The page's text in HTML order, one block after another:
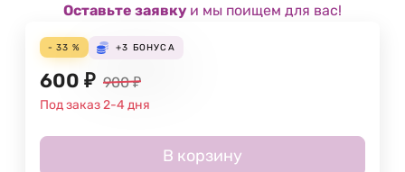
Оставьте заявку и мы поищем для вас!
- 33 % +3 БОНУСА
600 ₽ 900 ₽
Под заказ 2-4 дня
В корзину